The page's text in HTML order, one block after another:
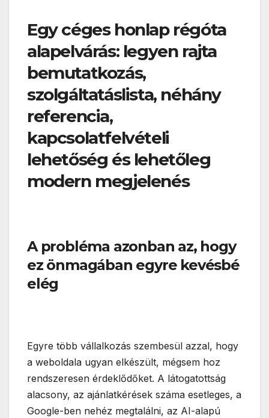
Egy céges honlap régóta
alapelvárás: legyen rajta
bemutatkozás,
szolgáltatáslista, néhány
referencia,
kapcsolatfelvételi
lehetőség és lehetőleg
modern megjelenés
A probléma azonban az, hogy
ez önmagában egyre kevésbé
elég
Egyre több vállalkozás szembesül azzal, hogy
a weboldala ugyan elkészült, mégsem hoz
rendszeresen érdeklődőket. A látogatottság
alacsony, az ajánlatkérések száma esetleges, a
Google-ben nehéz megtalálni, az AI-alapú